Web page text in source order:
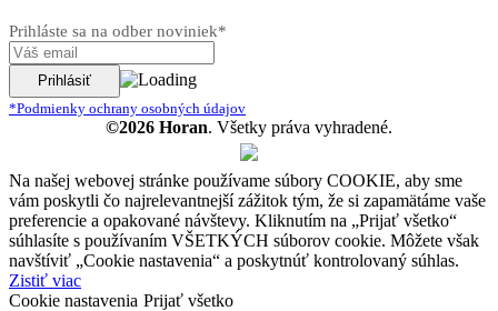
Prihláste sa na odber noviniek*
*Podmienky ochrany osobných údajov
©2026 Horan. Všetky práva vyhradené.
Na našej webovej stránke používame súbory COOKIE, aby sme
vám poskytli čo najrelevantnejší zážitok tým, že si zapamätáme vaše
preferencie a opakované návštevy. Kliknutím na „Prijať všetko“
súhlasíte s používaním VŠETKÝCH súborov cookie. Môžete však
navštíviť „Cookie nastavenia“ a poskytnúť kontrolovaný súhlas.
Zistiť viac
Cookie nastavenia Prijať všetko